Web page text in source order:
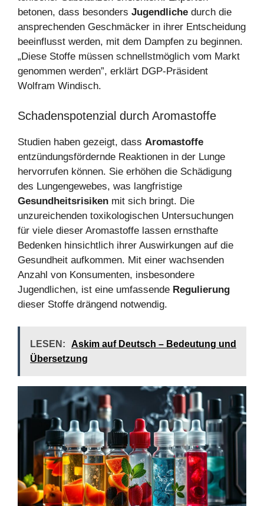
betonen, dass besonders Jugendliche durch die
ansprechenden Geschmäcker in ihrer Entscheidung
beeinflusst werden, mit dem Dampfen zu beginnen.
„Diese Stoffe müssen schnellstmöglich vom Markt
genommen werden”, erklärt DGP-Präsident
Wolfram Windisch.
Schadenspotenzial durch Aromastoffe
Studien haben gezeigt, dass Aromastoffe
entzündungsfördernde Reaktionen in der Lunge
hervorrufen können. Sie erhöhen die Schädigung
des Lungengewebes, was langfristige
Gesundheitsrisiken mit sich bringt. Die
unzureichenden toxikologischen Untersuchungen
für viele dieser Aromastoffe lassen ernsthafte
Bedenken hinsichtlich ihrer Auswirkungen auf die
Gesundheit aufkommen. Mit einer wachsenden
Anzahl von Konsumenten, insbesondere
Jugendlichen, ist eine umfassende Regulierung
dieser Stoffe drängend notwendig.
LESEN:
Askim auf Deutsch – Bedeutung und
Übersetzung